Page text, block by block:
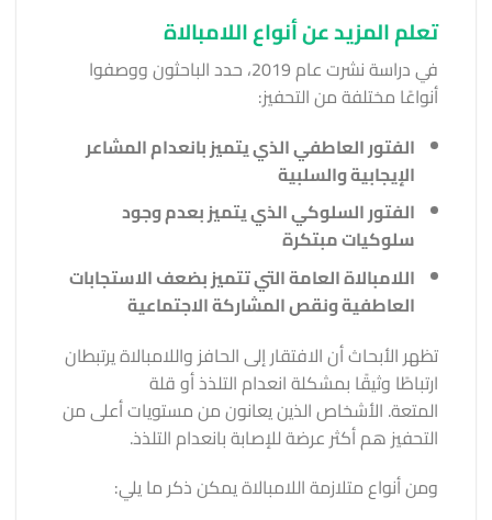
تعلم المزيد عن أنواع اللامبالاة
في دراسة نشرت عام 2019، حدد الباحثون ووصفوا
أنواعًا مختلفة من التحفيز:
الفتور العاطفي الذي يتميز بانعدام المشاعر
الإيجابية والسلبية
الفتور السلوكي الذي يتميز بعدم وجود
سلوكيات مبتكرة
اللامبالاة العامة التي تتميز بضعف الاستجابات
العاطفية ونقص المشاركة الاجتماعية
تظهر الأبحاث أن الافتقار إلى الحافز واللامبالاة يرتبطان
ارتباطًا وثيقًا بمشكلة انعدام التلذذ أو قلة
المتعة. الأشخاص الذين يعانون من مستويات أعلى من
التحفيز هم أكثر عرضة للإصابة بانعدام التلذذ.
ومن أنواع متلازمة اللامبالاة يمكن ذكر ما يلي: